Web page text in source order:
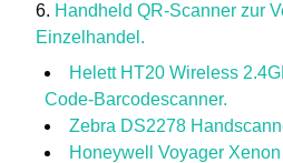
Handheld QR-Scanner zur
Einzelhandel.
Helett HT20 Wireless
Code-Barcodescanner.
Zebra DS2278
Honeywell Voyager